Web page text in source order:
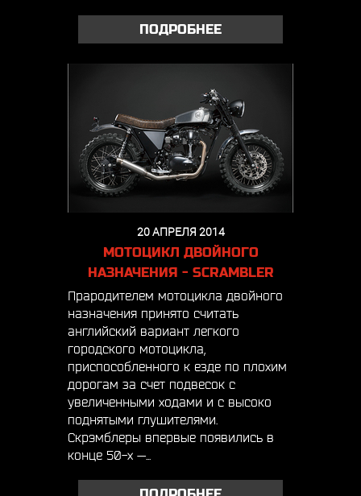
ПОДРОБНЕЕ
20 АПРЕЛЯ 2014
МОТОЦИКЛ ДВОЙНОГО
НАЗНАЧЕНИЯ - SCRAMBLER
Прародителем мотоцикла двойного
назначения принято считать
английский вариант легкого
городского мотоцикла,
приспособленного к езде по плохим
дорогам за счет подвесок с
увеличенными ходами и с высоко
поднятыми глушителями.
Скрэмблеры впервые появились в
конце 50-х —...